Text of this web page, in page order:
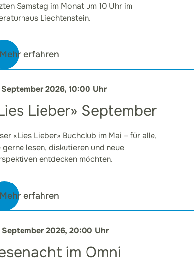
Samstag im Monat um 10 Uhr im
Liechtenstein.
Mehr erfahren
September 2026, 10:00 Uhr
Lieber» September
«Lies Lieber» Buchclub im Mai – für alle,
gerne lesen, diskutieren und neue
entdecken möchten.
Mehr erfahren
September 2026, 20:00 Uhr
im Omni